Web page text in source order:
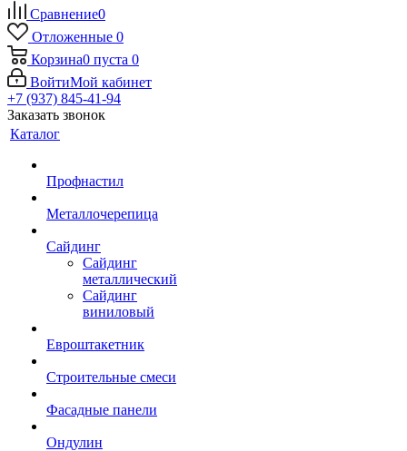
Сравнение0
Отложенные 0
Корзина0 пуста 0
ВойтиМой кабинет
+7 (937) 845-41-94
Заказать звонок
Каталог
Профнастил
Металлочерепица
Сайдинг
Сайдинг
металлический
Сайдинг
виниловый
Евроштакетник
Строительные смеси
Фасадные панели
Ондулин